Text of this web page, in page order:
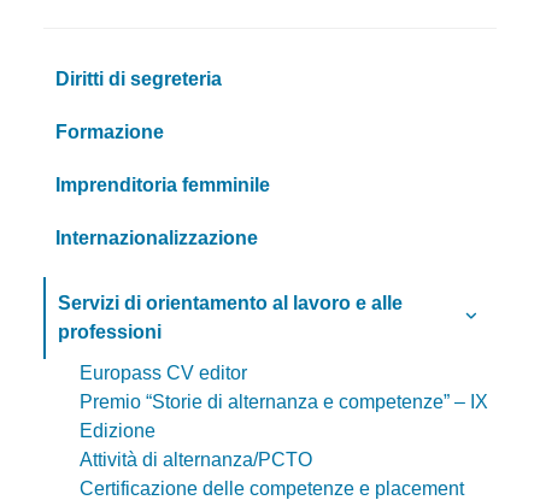
Diritti di segreteria
Formazione
Imprenditoria femminile
Internazionalizzazione
Servizi di orientamento al lavoro e alle
professioni
Europass CV editor
Premio “Storie di alternanza e competenze” – IX
Edizione
Attività di alternanza/PCTO
Certificazione delle competenze e placement